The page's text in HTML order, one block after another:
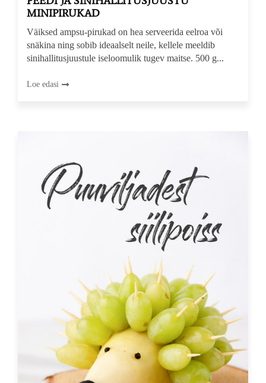
MINIPIRUKAD
Väiksed ampsu-pirukad on hea serveerida eelroa või
snäkina ning sobib ideaalselt neile, kellele meeldib
sinihallitusjuustule iseloomulik tugev maitse. 500 g...
Loe edasi